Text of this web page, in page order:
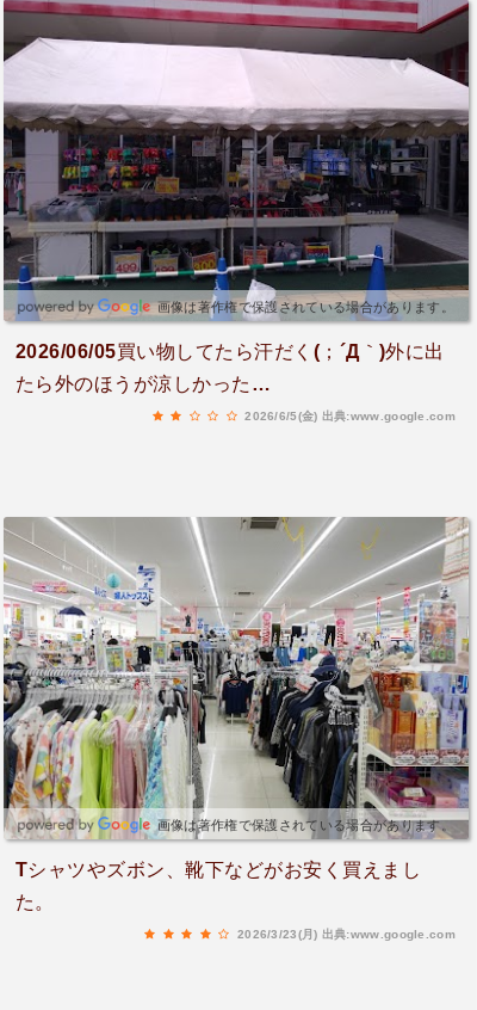
画像は著作権で保護されている場合があります。
2026/06/05買い物してたら汗だく(；´Д｀)外に出
たら外のほうが涼しかった…
2026/6/5(金) 出典:www.google.com
画像は著作権で保護されている場合があります。
Tシャツやズボン、靴下などがお安く買えまし
た。
2026/3/23(月) 出典:www.google.com